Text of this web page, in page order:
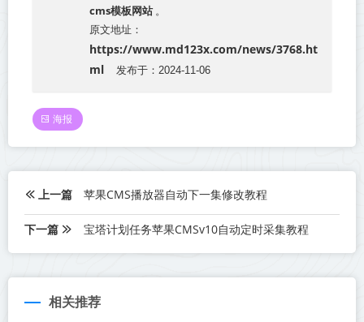
cms模板网站 。
原文地址：
https://www.md123x.com/news/3768.ht
ml
发布于：2024-11-06
海报
上一篇 苹果CMS播放器自动下一集修改教程
下一篇 宝塔计划任务苹果CMSv10自动定时采集教程
相关推荐